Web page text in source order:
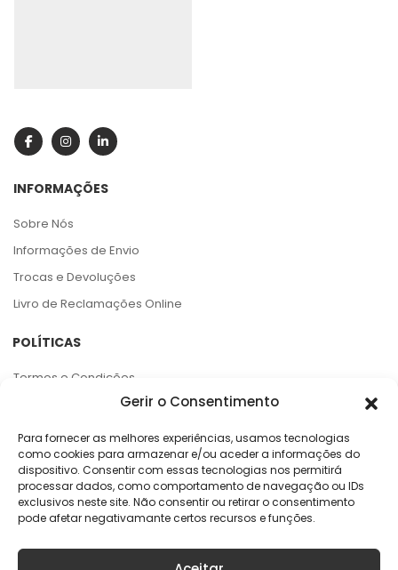
Gerir o Consentimento
Para fornecer as melhores experiências, usamos tecnologias
como cookies para armazenar e/ou aceder a informações do
dispositivo. Consentir com essas tecnologias nos permitirá
processar dados, como comportamento de navegação ou IDs
exclusivos neste site. Não consentir ou retirar o consentimento
pode afetar negativamante certos recursos e funções.
INFORMAÇÕES
Sobre Nós
Informações de Envio
Trocas e Devoluções
Livro de Reclamações Online
POLÍTICAS
Termos e Condições
Política de Privacidade
Política de Cookies
Centro de Arbitragem e RAL
APOIO AO CLIENTE
Rua da Argila, 141
4445-027 Alfena